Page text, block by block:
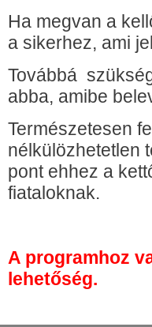
Ha megvan a
a sikerhez, ami
Továbbá
abba, amibe
Természetesen
nélkülözhetetlen
pont ehhez a
fiataloknak.
A programhoz
lehetőség.